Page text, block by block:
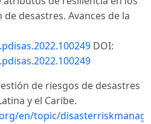
desastres. Avances de la
DOI:
de riesgos de desastres
y el Caribe.
en/topic/